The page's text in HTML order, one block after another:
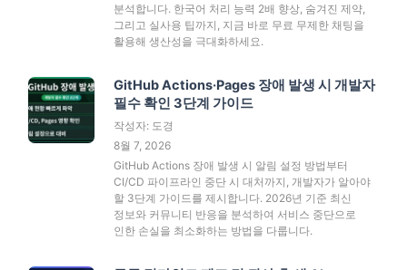
분석합니다. 한국어 처리 능력 2배 향상, 숨겨진 제약,
그리고 실사용 팁까지, 지금 바로 무료 무제한 채팅을
활용해 생산성을 극대화하세요.
GitHub Actions·Pages 장애 발생 시 개발자
필수 확인 3단계 가이드
작성자: 도경
8월 7, 2026
GitHub Actions 장애 발생 시 알림 설정 방법부터
CI/CD 파이프라인 중단 시 대처까지, 개발자가 알아야
할 3단계 가이드를 제시합니다. 2026년 기준 최신
정보와 커뮤니티 반응을 분석하여 서비스 중단으로
인한 손실을 최소화하는 방법을 다룹니다.